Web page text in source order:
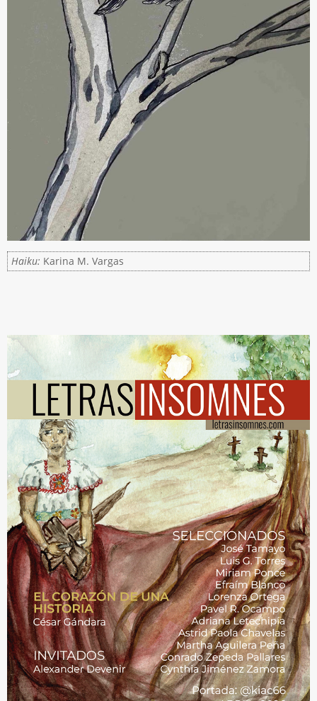
Haiku: Karina M. Vargas